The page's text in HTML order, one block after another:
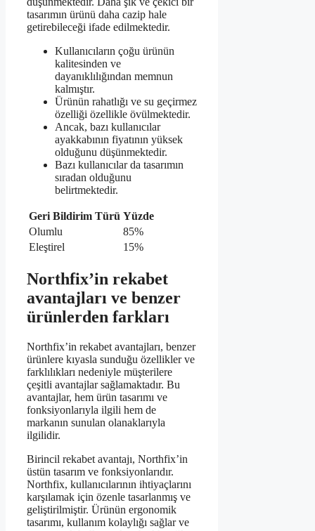
tasarımın ürünü daha cazip hale
getirebileceği ifade edilmektedir.
Kullanıcıların çoğu ürünün
kalitesinden ve
dayanıklılığından memnun
kalmıştır.
Ürünün rahatlığı ve su geçirmez
özelliği özellikle övülmektedir.
Ancak, bazı kullanıcılar
ayakkabının fiyatının yüksek
olduğunu düşünmektedir.
Bazı kullanıcılar da tasarımın
sıradan olduğunu
belirtmektedir.
Geri Bildirim Türü Yüzde
Olumlu
85%
Eleştirel
15%
Northfix’in rekabet
avantajları ve benzer
ürünlerden farkları
Northfix’in rekabet avantajları, benzer
ürünlere kıyasla sunduğu özellikler ve
farklılıkları nedeniyle müşterilere
çeşitli avantajlar sağlamaktadır. Bu
avantajlar, hem ürün tasarımı ve
fonksiyonlarıyla ilgili hem de
markanın sunulan olanaklarıyla
ilgilidir.
Birincil rekabet avantajı, Northfix’in
üstün tasarım ve fonksiyonlarıdır.
Northfix, kullanıcılarının ihtiyaçlarını
karşılamak için özenle tasarlanmış ve
geliştirilmiştir. Ürünün ergonomik
tasarımı, kullanım kolaylığı sağlar ve